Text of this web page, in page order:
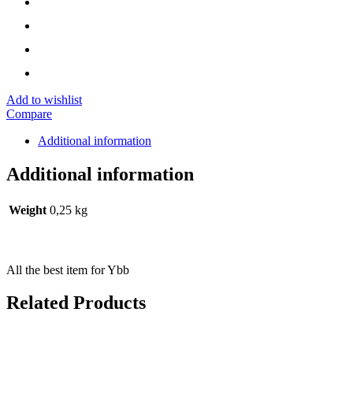
Add to wishlist
Compare
Additional information
Additional information
Weight 0,25 kg
All the best item for Ybb
Related Products